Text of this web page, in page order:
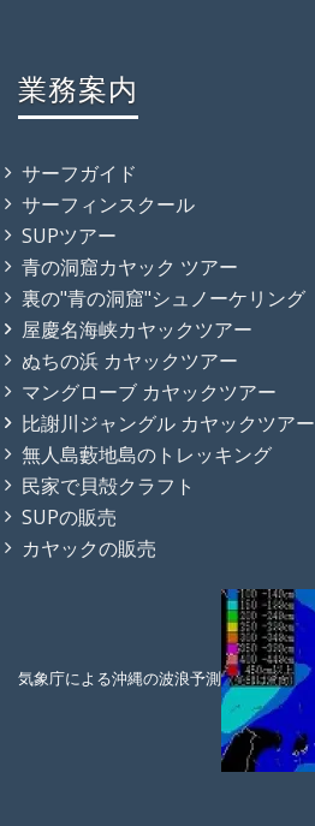
業務案内
サーフガイド
サーフィンスクール
SUPツアー
青の洞窟カヤック ツアー
裏の"青の洞窟"シュノーケリング
屋慶名海峡カヤックツアー
ぬちの浜 カヤックツアー
マングローブ カヤックツアー
比謝川ジャングル カヤックツアー
無人島藪地島のトレッキング
民家で貝殻クラフト
SUPの販売
カヤックの販売
気象庁による沖縄の波浪予測